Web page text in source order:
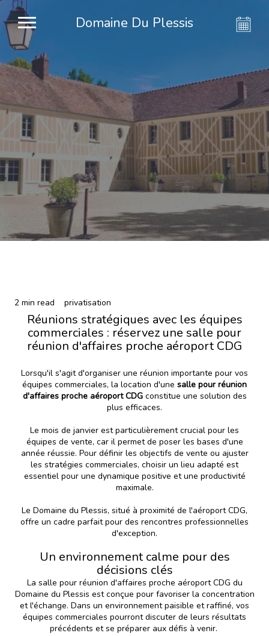
Domaine Du Plessis
2 min read privatisation
Réunions stratégiques avec les équipes
commerciales : réservez une salle pour
réunion d'affaires proche aéroport CDG
Lorsqu'il s'agit d'organiser une réunion importante pour vos
équipes commerciales, la location d'une salle pour réunion
d'affaires proche aéroport CDGconstitue une solution des
plus efficaces.
Le mois de janvier est particulièrement crucial pour les
équipes de vente, car il permet de poser les bases d'une
année réussie. Pour définir les objectifs de vente ou ajuster
les stratégies commerciales, choisir un lieu adapté est
essentiel pour une dynamique positive et une productivité
maximale.
Le Domaine du Plessis, situé à proximité de l'aéroport CDG,
offre un cadre parfait pour des rencontres professionnelles
d'exception.
Un environnement calme pour des
décisions clés
La salle pour réunion d'affaires proche aéroport CDG du
Domaine du Plessis est conçue pour favoriser la concentration
et l'échange. Dans un environnement paisible et raffiné, vos
équipes commerciales pourront discuter de leurs résultats
précédents et se préparer aux défis à venir.